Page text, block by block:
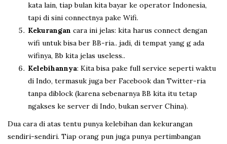
kata lain, tiap bulan kita bayar ke operator Indonesia,
tapi di sini connectnya pake Wifi.
Kekurangan cara ini jelas: kita harus connect dengan
wifi untuk bisa ber BB-ria.. jadi, di tempat yang g ada
wifinya, Bb kita jelas useless..
Kelebihannya: Kita bisa pake full service seperti waktu
di Indo, termasuk juga ber Facebook dan Twitter-ria
tanpa diblock (karena sebenarnya BB kita itu tetap
ngakses ke server di Indo, bukan server China).
Dua cara di atas tentu punya kelebihan dan kekurangan
sendiri-sendiri. Tiap orang pun juga punya pertimbangan